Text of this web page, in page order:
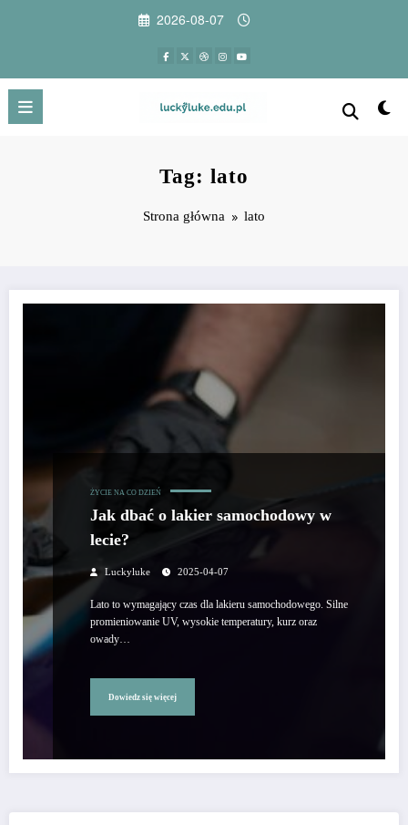
2026-08-07
Tag: lato
Strona główna lato
ŻYCIE NA CO DZIEŃ
Jak dbać o lakier samochodowy w
lecie?
Luckyluke 2025-04-07
Lato to wymagający czas dla lakieru samochodowego. Silne
promieniowanie UV, wysokie temperatury, kurz oraz
owady…
Dowiedz się więcej